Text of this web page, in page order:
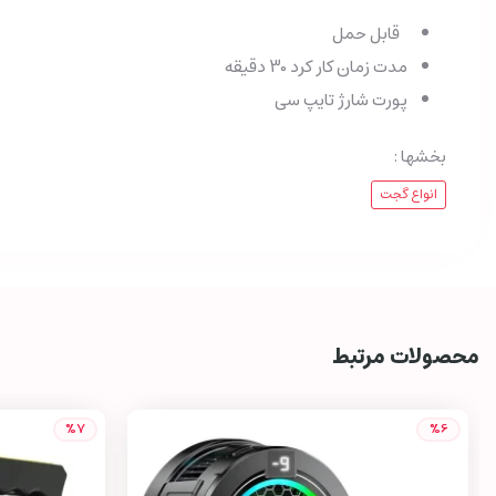
قابل حمل
مدت زمان کار کرد 30 دقیقه
پورت شارژ تایپ سی
بخشها :
انواع گجت
محصولات مرتبط
%6
%7